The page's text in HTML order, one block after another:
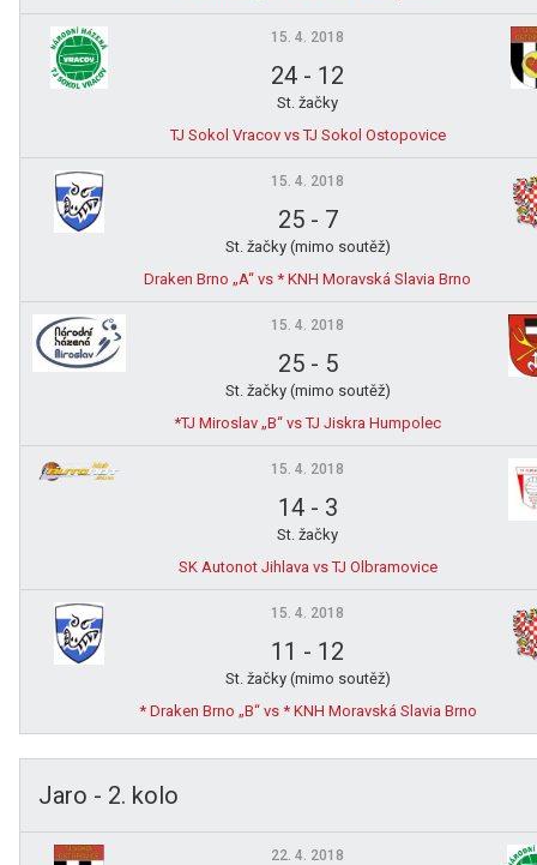
15. 4. 2018
24 - 12
St. žačky
TJ Sokol Vracov vs TJ Sokol Ostopovice
15. 4. 2018
25- 7
St. žačky (mimo soutěž)
Draken Brno „A“ vs * KNH Moravská Slavia Brno
15. 4. 2018
25- 5
St. žačky (mimo soutěž)
*TJ Miroslav „B“ vs TJ Jiskra Humpolec
15. 4. 2018
14- 3
St. žačky
SK Autonot Jihlava vs TJ Olbramovice
15. 4. 2018
11 - 12
St. žačky (mimo soutěž)
* Draken Brno „B“ vs * KNH Moravská Slavia Brno
Jaro - 2. kolo
22. 4. 2018